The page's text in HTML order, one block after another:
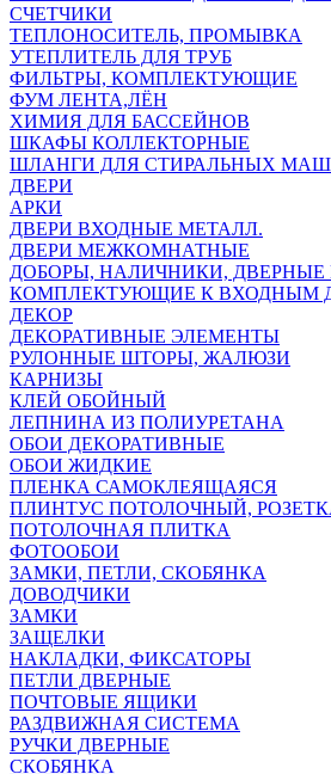
СЧЕТЧИКИ
ТЕПЛОНОСИТЕЛЬ, ПРОМЫВКА
УТЕПЛИТЕЛЬ ДЛЯ ТРУБ
ФИЛЬТРЫ, КОМПЛЕКТУЮЩИЕ
ФУМ ЛЕНТА,ЛЁН
ХИМИЯ ДЛЯ БАССЕЙНОВ
ШКАФЫ КОЛЛЕКТОРНЫЕ
ШЛАНГИ ДЛЯ СТИРАЛЬНЫХ
ДВЕРИ
АРКИ
ДВЕРИ ВХОДНЫЕ МЕТАЛЛ.
ДВЕРИ МЕЖКОМНАТНЫЕ
ДОБОРЫ, НАЛИЧНИКИ, ДВЕРНЫЕ
КОМПЛЕКТУЮЩИЕ К ВХОДНЫМ
ДЕКОР
ДЕКОРАТИВНЫЕ ЭЛЕМЕНТЫ
РУЛОННЫЕ ШТОРЫ, ЖАЛЮЗИ
КАРНИЗЫ
КЛЕЙ ОБОЙНЫЙ
ЛЕПНИНА ИЗ ПОЛИУРЕТАНА
ОБОИ ДЕКОРАТИВНЫЕ
ОБОИ ЖИДКИЕ
ПЛЕНКА САМОКЛЕЯЩАЯСЯ
ПЛИНТУС ПОТОЛОЧНЫЙ,
ПОТОЛОЧНАЯ ПЛИТКА
ФОТООБОИ
ЗАМКИ, ПЕТЛИ, СКОБЯНКА
ДОВОДЧИКИ
ЗАМКИ
ЗАЩЕЛКИ
НАКЛАДКИ, ФИКСАТОРЫ
ПЕТЛИ ДВЕРНЫЕ
ПОЧТОВЫЕ ЯЩИКИ
РАЗДВИЖНАЯ СИСТЕМА
РУЧКИ ДВЕРНЫЕ
СКОБЯНКА